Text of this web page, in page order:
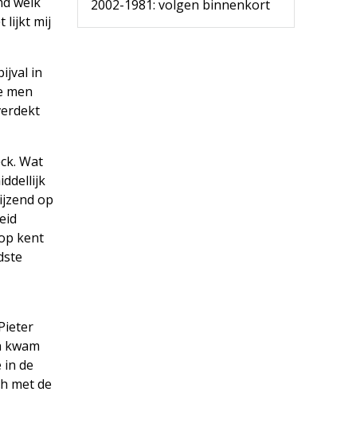
lijkt mij
in
men
Wat
op
kent
kwam
in de
met de
2002-1981: volgen binnenkort